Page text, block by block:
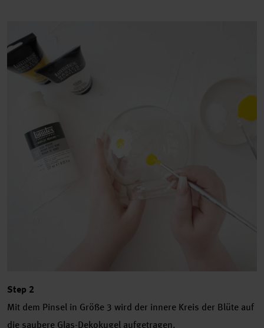
Step 2
Mit dem Pinsel in Größe 3 wird der innere Kreis der Blüte auf
die saubere Glas-Dekokugel aufgetragen.